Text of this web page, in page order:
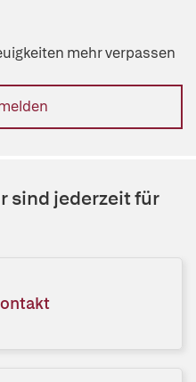
mehr verpassen
sind jederzeit für